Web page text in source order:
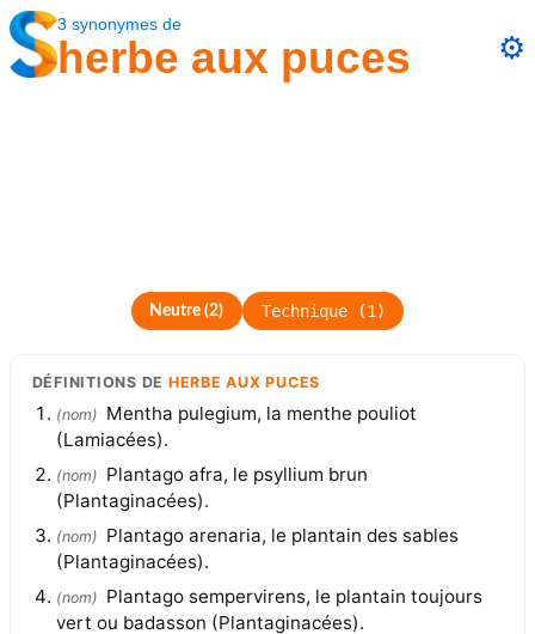
3 synonymes de
herbe aux puces ⚙️
Neutre (2) Technique(1 )
DÉFINITIONS DE HERBE AUX PUCES
(nom) Mentha pulegium, la menthe pouliot
(Lamiacées).
(nom) Plantago afra, le psyllium brun
(Plantaginacées).
(nom) Plantago arenaria, le plantain des sables
(Plantaginacées).
(nom) Plantago sempervirens, le plantain toujours
vert ou badasson (Plantaginacées).